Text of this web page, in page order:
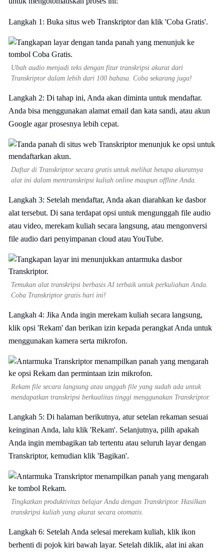
Langkah 1: Buka situs web Transkriptor dan klik 'Coba Gratis'.
Ubah audio menjadi teks dengan fitur transkripsi akurat dari
Transkriptor dalam lebih dari 100 bahasa. Coba sekarang juga!
Langkah 2: Di tahap ini, Anda akan diminta untuk mendaftar.
Anda bisa menggunakan alamat email dan kata sandi, atau akun
Google agar prosesnya lebih cepat.
Daftar di Transkriptor secara gratis untuk melihat betapa akuratnya
alat ini dalam mentranskripsi kuliah online maupun offline Anda.
Langkah 3: Setelah mendaftar, Anda akan diarahkan ke dasbor
alat tersebut. Di sana terdapat opsi untuk mengunggah file audio
atau video, merekam kuliah secara langsung, atau mengonversi
file audio dari penyimpanan cloud atau YouTube.
Temukan alat transkripsi berbasis AI terbaik untuk perkuliahan Anda.
Coba Transkriptor gratis hari ini!
Langkah 4: Jika Anda ingin merekam kuliah secara langsung,
klik opsi 'Rekam' dan berikan izin kepada perangkat Anda untuk
menggunakan kamera serta mikrofon.
Rekam file secara langsung atau unggah file yang sudah ada untuk
mendapatkan transkripsi berkualitas tinggi menggunakan Transkriptor.
Langkah 5: Di halaman berikutnya, atur setelan rekaman sesuai
keinginan Anda, lalu klik 'Rekam'. Selanjutnya, pilih apakah
Anda ingin membagikan tab tertentu atau seluruh layar dengan
Transkriptor, kemudian klik 'Bagikan'.
Tingkatkan produktivitas belajar Anda dengan Transkriptor. Hasilkan
transkripsi kuliah yang akurat secara otomatis.
Langkah 6: Setelah Anda selesai merekam kuliah, klik ikon
berhenti di pojok kiri bawah layar. Setelah diklik, alat ini akan